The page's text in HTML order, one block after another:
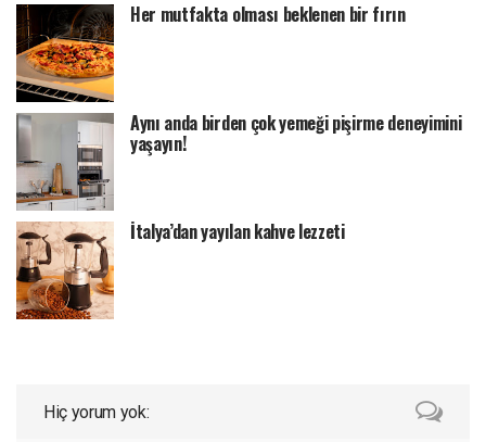
Her mutfakta olması beklenen bir fırın
Aynı anda birden çok yemeği pişirme deneyimini
yaşayın!
İtalya’dan yayılan kahve lezzeti
Hiç yorum yok: